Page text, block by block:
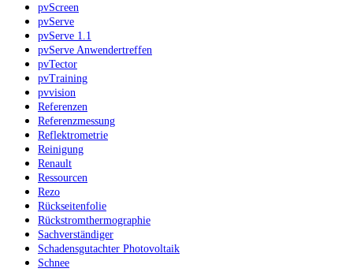
pvScreen
pvServe
pvServe 1.1
pvServe Anwendertreffen
pvTector
pvTraining
pvvision
Referenzen
Referenzmessung
Reflektrometrie
Reinigung
Renault
Ressourcen
Rezo
Rückseitenfolie
Rückstromthermographie
Sachverständiger
Schadensgutachter Photovoltaik
Schnee